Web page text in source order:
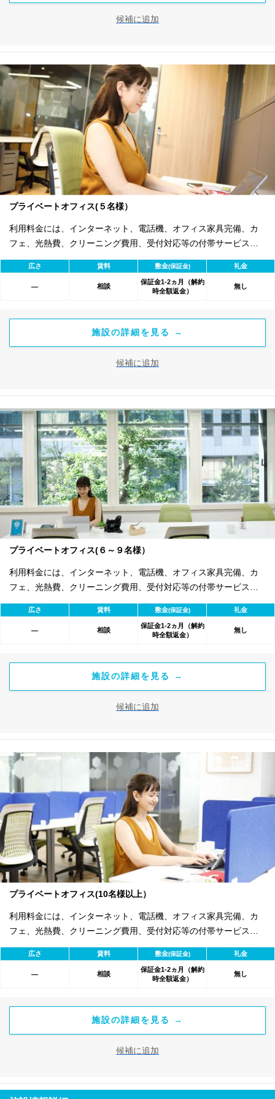
候補に追加
プライベートオフィス(５名様）
利用料金には、インターネット、電話機、オフィス家具完備、カ
フェ、光熱費、クリーニング費用、受付対応等の付帯サービスす
べて含まれ、追加料金不要です。 また適宜キャンペーン、契約期
間による割引特典あります。
広さ 賃料 敷金(保証金) 礼金
― 相談
保証金1-2ヵ月（解約
時全額返金）
無し
施設の詳細を見る →
候補に追加
プライベートオフィス(６～９名様）
利用料金には、インターネット、電話機、オフィス家具完備、カ
フェ、光熱費、クリーニング費用、受付対応等の付帯サービスす
べて含まれ、追加料金不要です。 また適宜キャンペーン、契約期
間による割引特典あります。
広さ 賃料 敷金(保証金) 礼金
― 相談
保証金1-2ヵ月（解約
時全額返金）
無し
施設の詳細を見る →
候補に追加
プライベートオフィス(10名様以上）
利用料金には、インターネット、電話機、オフィス家具完備、カ
フェ、光熱費、クリーニング費用、受付対応等の付帯サービスす
べて含まれ、追加料金不要です。 また適宜キャンペーン、契約期
間による割引特典あります。
広さ 賃料 敷金(保証金) 礼金
― 相談
保証金1-2ヵ月（解約
時全額返金）
無し
施設の詳細を見る →
候補に追加